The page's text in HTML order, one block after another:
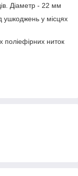
Діаметр - 22 мм
ушкоджень у місцях
поліефірних ниток